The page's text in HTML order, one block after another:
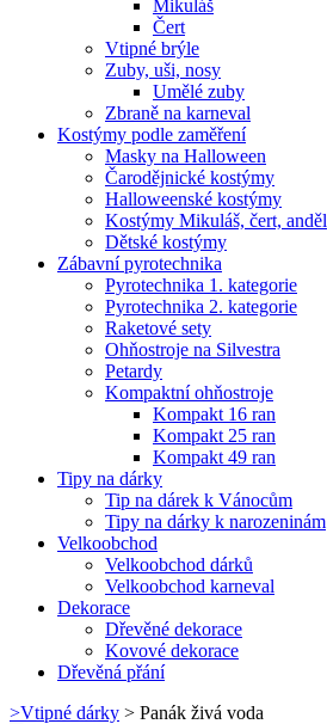
Mikuláš
Čert
Vtipné brýle
Zuby, uši, nosy
Umělé zuby
Zbraně na karneval
Kostýmy podle zaměření
Masky na Halloween
Čarodějnické kostýmy
Halloweenské kostýmy
Kostýmy Mikuláš, čert, anděl
Dětské kostýmy
Zábavní pyrotechnika
Pyrotechnika 1. kategorie
Pyrotechnika 2. kategorie
Raketové sety
Ohňostroje na Silvestra
Petardy
Kompaktní ohňostroje
Kompakt 16 ran
Kompakt 25 ran
Kompakt 49 ran
Tipy na dárky
Tip na dárek k Vánocům
Tipy na dárky k narozeninám
Velkoobchod
Velkoobchod dárků
Velkoobchod karneval
Dekorace
Dřevěné dekorace
Kovové dekorace
Dřevěná přání
>Vtipné dárky > Panák živá voda